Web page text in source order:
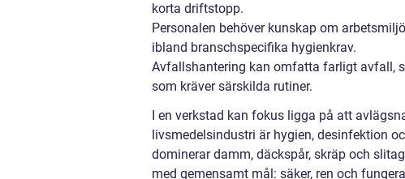
korta driftstopp.
Personalen behöver kunskap om
ibland branschspecifika hygienkrav.
Avfallshantering kan omfatta farligt avfall,
som kräver särskilda rutiner.
I en verkstad kan fokus ligga på att
livsmedelsindustri är hygien, desinfektion
dominerar damm, däckspår, skräp och
med gemensamt mål: säker, ren och